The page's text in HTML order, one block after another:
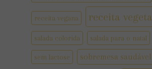
receita vegana receita
salada colorida salada para o natal
sem lactose sobremesa saudável